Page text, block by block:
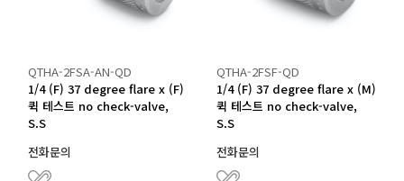
QTHA-2FSA-AN-QD
1/4 (F) 37 degree flare x (F)
퀵 테스트 no check-valve,
S.S
전화문의
QTHA-2FSF-QD
1/4 (F) 37 degree flare x (M)
퀵 테스트 no check-valve,
S.S
전화문의